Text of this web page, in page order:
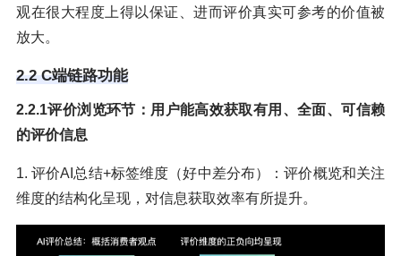
观在很大程度上得以保证、进而评价真实可参考的价值被
放大。
2.2 C端链路功能
2.2.1评价浏览环节：用户能高效获取有用、全面、可信赖
的评价信息
1. 评价AI总结+标签维度（好中差分布）：评价概览和关注
维度的结构化呈现，对信息获取效率有所提升。